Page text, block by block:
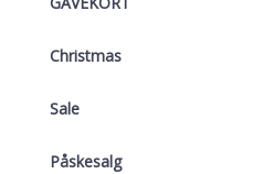
Christmas
Sale
Påskesalg